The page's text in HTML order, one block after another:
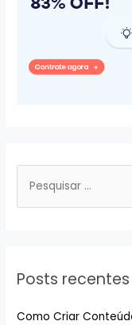
iPosts recentes
Como Criar